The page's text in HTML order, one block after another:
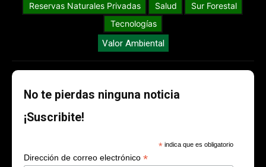
Reservas Naturales Privadas
Salud
Sur Forestal
Tecnologías
Valor Ambiental
No te pierdas ninguna noticia
¡Suscribite!
* indica que es obligatorio
Dirección de correo electrónico *